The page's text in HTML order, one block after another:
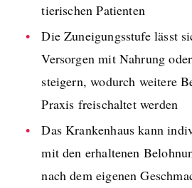
tierischen Patienten
Die Zuneigungsstufe lässt
Versorgen mit Nahrung
steigern, wodurch weitere
Praxis freischaltet werden
Das Krankenhaus kann
mit den erhaltenen
nach dem eigenen